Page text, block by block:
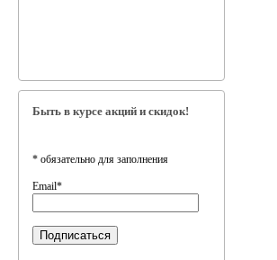
Быть в курсе акций и скидок!
* обязательно для заполнения
Email*